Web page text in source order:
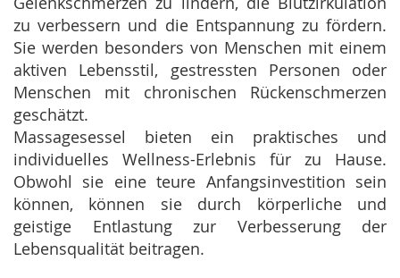
zu verbessern und die Entspannung zu fördern.
Sie werden besonders von Menschen mit einem
aktiven Lebensstil, gestressten Personen oder
Menschen mit chronischen Rückenschmerzen
geschätzt.
Massagesessel bieten ein praktisches und
individuelles Wellness-Erlebnis für zu Hause.
Obwohl sie eine teure Anfangsinvestition sein
können, können sie durch körperliche und
geistige Entlastung zur Verbesserung der
Lebensqualität beitragen.